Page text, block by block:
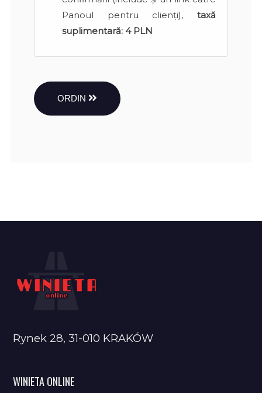
Panoul pentru clienți), taxă
suplimentară: 4 PLN
ORDIN
Rynek 28, 31-010 KRAKÓW
WINIETA ONLINE